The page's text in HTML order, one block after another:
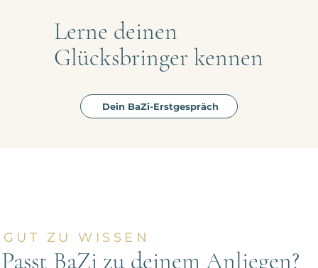
Lerne deinen
Glücksbringer kennen
Dein BaZi-Erstgespräch
GUT ZU WISSEN
Passt BaZi zu deinem Anliegen?